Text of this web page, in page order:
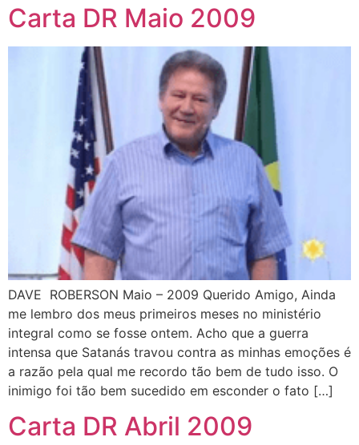
Carta DR Maio 2009
DAVE ROBERSON Maio – 2009 Querido Amigo, Ainda
me lembro dos meus primeiros meses no ministério
integral como se fosse ontem. Acho que a guerra
intensa que Satanás travou contra as minhas emoções é
a razão pela qual me recordo tão bem de tudo isso. O
inimigo foi tão bem sucedido em esconder o fato […]
Carta DR Abril 2009